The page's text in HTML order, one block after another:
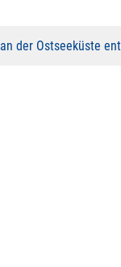
der Ostseeküste